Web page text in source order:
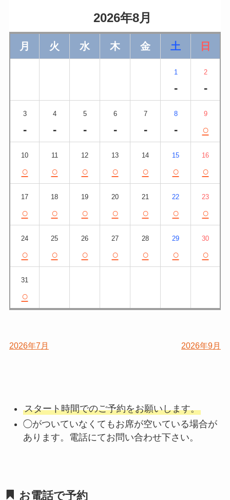
                    2026年8月
月 火 水 木 金 土 日
1
-
2
-
3
-
4
-
5
-
6
-
7
-
8
-
9
○
10
○
11
○
12
○
13
○
14
○
15
○
16
○
17
○
18
○
19
○
20
○
21
○
22
○
23
○
24
○
25
○
26
○
27
○
28
○
29
○
30
○
31
○
2026年7月 2026年9月
スタート時間でのご予約をお願いします。
◯がついていなくてもお席が空いている場合が
あります。電話にてお問い合わせ下さい。
お電話で予約